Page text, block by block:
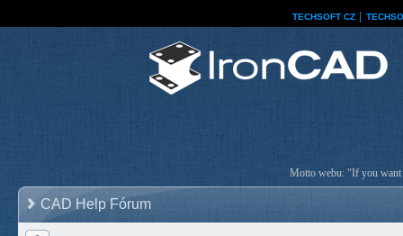
TECHSOFT CZ
Motto webu: "If you want
CAD Help Fórum